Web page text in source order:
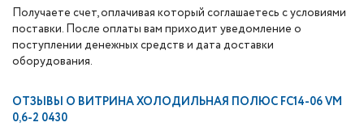
Получаете счет, оплачивая который соглашаетесь с условиями
поставки. После оплаты вам приходит уведомление о
поступлении денежных средств и дата доставки
оборудования.
ОТЗЫВЫ О ВИТРИНА ХОЛОДИЛЬНАЯ ПОЛЮС FC14-06 VM
0,6-2 0430